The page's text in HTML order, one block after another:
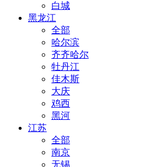
白城
黑龙江
全部
哈尔滨
齐齐哈尔
牡丹江
佳木斯
大庆
鸡西
黑河
江苏
全部
南京
无锡